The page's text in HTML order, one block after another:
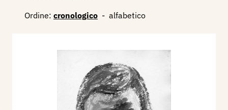
Ordine: cronologico - alfabetico